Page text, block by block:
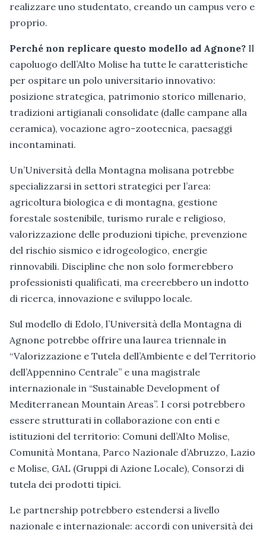
realizzare uno studentato, creando un campus vero e
proprio.
Perché non replicare questo modello ad Agnone? Il
capoluogo dell’Alto Molise ha tutte le caratteristiche
per ospitare un polo universitario innovativo:
posizione strategica, patrimonio storico millenario,
tradizioni artigianali consolidate (dalle campane alla
ceramica), vocazione agro-zootecnica, paesaggi
incontaminati.
Un’Università della Montagna molisana potrebbe
specializzarsi in settori strategici per l’area:
agricoltura biologica e di montagna, gestione
forestale sostenibile, turismo rurale e religioso,
valorizzazione delle produzioni tipiche, prevenzione
del rischio sismico e idrogeologico, energie
rinnovabili. Discipline che non solo formerebbero
professionisti qualificati, ma creerebbero un indotto
di ricerca, innovazione e sviluppo locale.
Sul modello di Edolo, l’Università della Montagna di
Agnone potrebbe offrire una laurea triennale in
“Valorizzazione e Tutela dell’Ambiente e del Territorio
dell’Appennino Centrale” e una magistrale
internazionale in “Sustainable Development of
Mediterranean Mountain Areas”. I corsi potrebbero
essere strutturati in collaborazione con enti e
istituzioni del territorio: Comuni dell’Alto Molise,
Comunità Montana, Parco Nazionale d’Abruzzo, Lazio
e Molise, GAL (Gruppi di Azione Locale), Consorzi di
tutela dei prodotti tipici.
Le partnership potrebbero estendersi a livello
nazionale e internazionale: accordi con università dei